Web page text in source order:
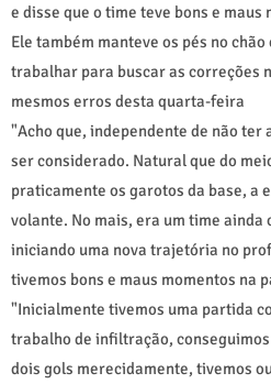
e disse que o time teve bons e
Ele também manteve os pés no
trabalhar para buscar as correções
mesmos erros desta quarta-feira
"Acho que, independente de não ter
ser considerado. Natural que do
praticamente os garotos da base, a
volante. No mais, era um time ainda
iniciando uma nova trajetória no
tivemos bons e maus momentos na
"Inicialmente tivemos uma partida
trabalho de infiltração,
dois gols merecidamente, tivemos